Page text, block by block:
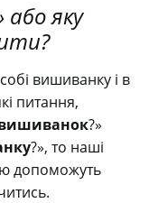
яку
вишиванку і в
питання,
?»
?», то наші
допоможуть